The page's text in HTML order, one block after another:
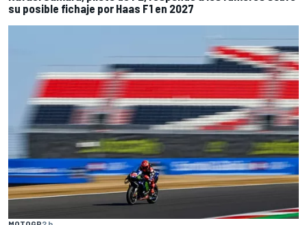
su posible fichaje por Haas F1 en 2027